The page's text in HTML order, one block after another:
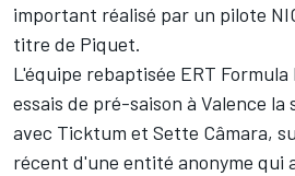
important réalisé par un pilote
titre de Piquet.
L'équipe rebaptisée ERT
essais de pré-saison à Valence la
avec Ticktum et Sette Câmara,
récent d'une entité anonyme qui